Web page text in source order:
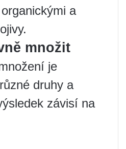
a
množit
je
druhy a
závisí na